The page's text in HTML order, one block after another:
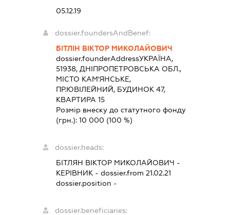
05.12.19
dossier.foundersAndBenef:
БІТЛІН ВІКТОР МИКОЛАЙОВИЧ
dossier.founderAddressУКРАЇНА,
51938, ДНІПРОПЕТРОВСЬКА ОБЛ.,
МІСТО КАМ'ЯНСЬКЕ,
ПР.ЮВІЛЕЙНИЙ, БУДИНОК 47,
КВАРТИРА 15
Розмір внеску до статутного фонду
(грн.): 10 000 (100 %)
dossier.heads:
БІТЛЯН ВІКТОР МИКОЛАЙОВИЧ -
КЕРІВНИК - dossier.from 21.02.21
dossier.position -
dossier.beneficiaries: